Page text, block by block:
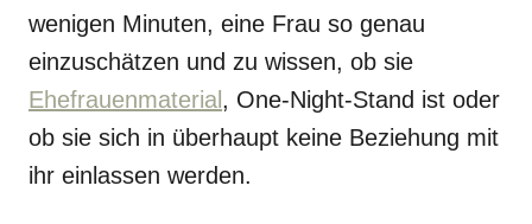
wenigen Minuten, eine Frau so genau
einzuschätzen und zu wissen, ob sie
Ehefrauenmaterial , One-Night-Stand ist oder
ob sie sich in überhaupt keine Beziehung mit
ihr einlassen werden.